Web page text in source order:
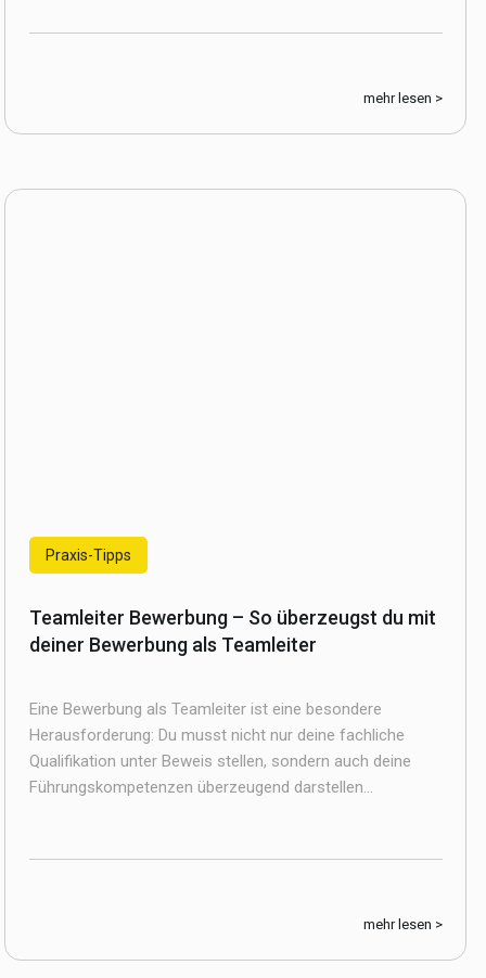
mehr lesen >
Praxis-Tipps
Teamleiter Bewerbung – So überzeugst du mit
deiner Bewerbung als Teamleiter
Eine Bewerbung als Teamleiter ist eine besondere
Herausforderung: Du musst nicht nur deine fachliche
Qualifikation unter Beweis stellen, sondern auch deine
Führungskompetenzen überzeugend darstellen...
mehr lesen >